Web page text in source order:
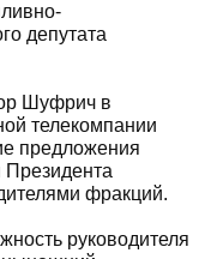
депутата
Шуфрич в
телекомпании
предложения
Президента
фракций.
руководителя